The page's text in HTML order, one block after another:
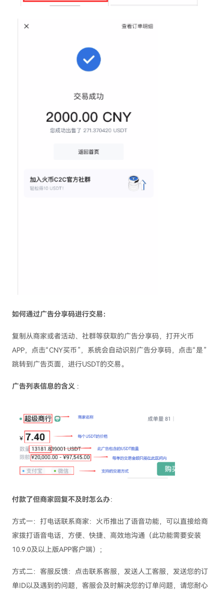
如何通过广告分享码进行交易：
复制从商家或者活动、社群等获取的广告分享码，打开火币
APP，点击“CNY买币”，系统会自动识别广告分享码，点击“是”
跳转到广告页面，进行USDT的交易。
广告列表信息的含义 :
付款了但商家回复不及时怎么办：
方式一：打电话联系商家：火币推出了语音功能，可以直接给商
家拨打语音电话，方便、快捷、高效地沟通（此功能需要安装
10.9.0及以上版APP客户端）；
方式二：客服反馈：点击联系客服，发送人工客服，发送您的订
单ID以及遇到的问题，客服会及时解决您的订单问题，请您耐心